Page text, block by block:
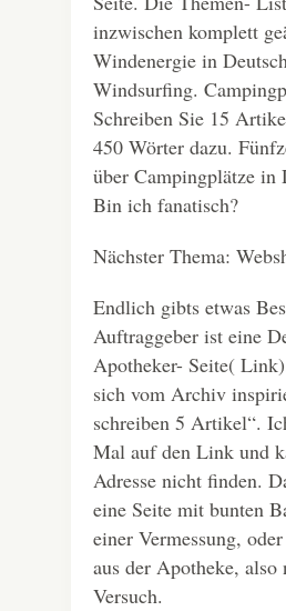
inzwischen komplett
Windenergie in
Windsurfing.
Schreiben Sie 15
450 Wörter dazu.
über Campingplätze in
Bin ich fanatisch?
Nächster Thema:
Endlich gibts etwas
Auftraggeber ist eine
Apotheker- Seite(
sich vom Archiv
schreiben 5 Artikel“.
Mal auf den Link und
Adresse nicht finden.
eine Seite mit bunten
einer Vermessung,
aus der Apotheke, also
Versuch.